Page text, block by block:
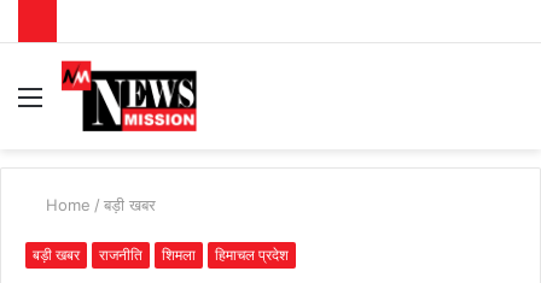
Menu
Home / बड़ी खबर
बड़ी खबर राजनीति शिमला हिमाचल प्रदेश